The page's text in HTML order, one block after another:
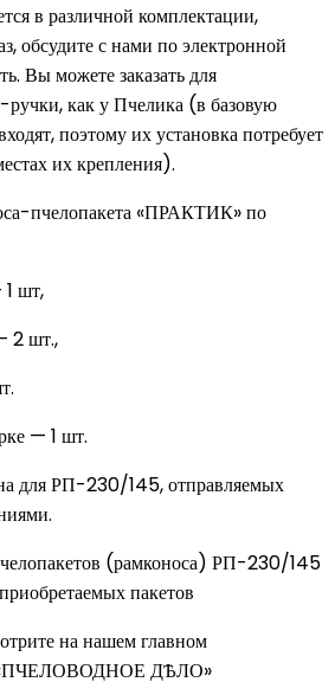
в различной комплектации,
обсудите с нами по электронной
Вы можете заказать для
как у Пчелика (в базовую
поэтому их установка потребует
их крепления).
пчелопакета «ПРАКТИК» по
шт,
2 шт.,
— 1 шт.
для РП-230/145, отправляемых
(рамконоса) РП-230/145
пакетов
на нашем главном
«ПЧЕЛОВОДНОЕ ДѢЛО»